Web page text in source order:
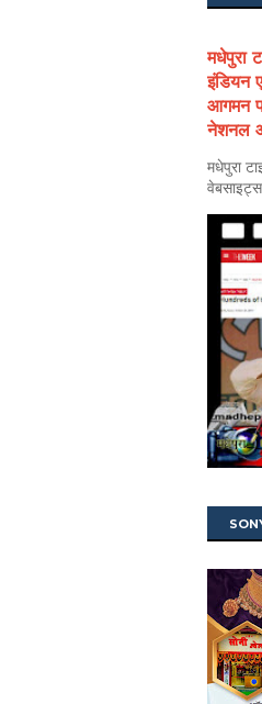
मधेपुरा
इंडियन
आगमन
नेशनल
मधेपुरा